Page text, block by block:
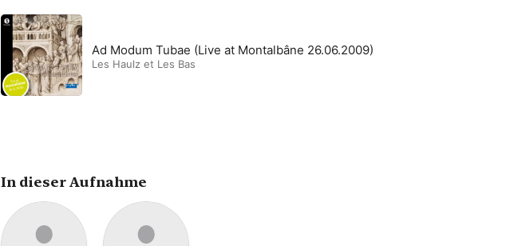
Ad Modum Tubae (Live at Montalbâne 26.06.2009)
Les Haulz et Les Bas
In dieser Aufnahme